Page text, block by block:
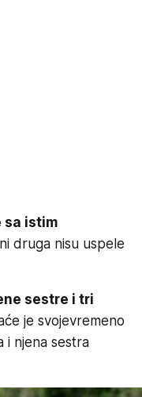
sa istim
druga nisu uspele
sestre i tri
je svojevremeno
i njena sestra